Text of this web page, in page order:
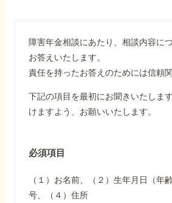
障害年金相談にあたり、相談内容に
お答えいたします。
責任を持ったお答えのためには信頼
下記の項目を最初にお聞きいたしま
けますよう、お願いいたします。
必須項目
（１）お名前、（２）生年月日（年
号、（４）住所